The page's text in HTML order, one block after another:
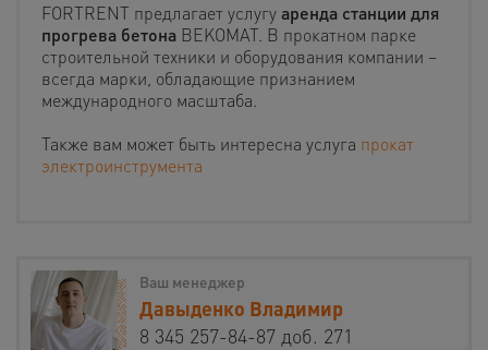
FORTRENT предлагает услугуаренда станции для
прогрева бетона BEKOMAT. В прокатном парке
строительной техники и оборудования компании –
всегда марки, обладающие признанием
международного масштаба.
Также вам может быть интересна услуга прокат
электроинструмента
Ваш менеджер
Давыденко Владимир
8 345 257-84-87 доб. 271